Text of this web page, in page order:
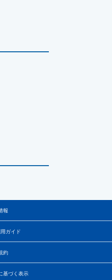
報
ガイド
約
基づく表示